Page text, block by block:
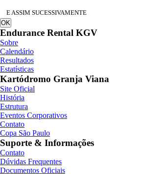
E ASSIM SUCESSIVAMENTE
OK
Endurance Rental KGV
Sobre
Calendário
Resultados
Estatísticas
Kartódromo Granja Viana
Site Oficial
História
Estrutura
Eventos Corporativos
Contato
Copa São Paulo
Suporte & Informações
Contato
Dúvidas Frequentes
Documentos Oficiais